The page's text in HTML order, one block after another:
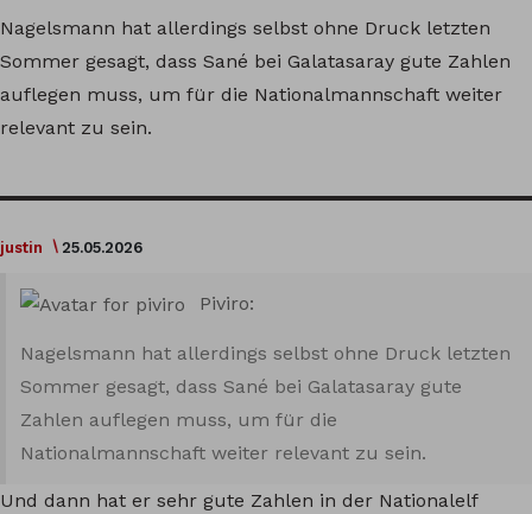
Nagelsmann hat allerdings selbst ohne Druck letzten
Sommer gesagt, dass Sané bei Galatasaray gute Zahlen
auflegen muss, um für die Nationalmannschaft weiter
relevant zu sein.
justin 25.05.2026
Piviro:
Nagelsmann hat allerdings selbst ohne Druck letzten
Sommer gesagt, dass Sané bei Galatasaray gute
Zahlen auflegen muss, um für die
Nationalmannschaft weiter relevant zu sein.
Und dann hat er sehr gute Zahlen in der Nationalelf